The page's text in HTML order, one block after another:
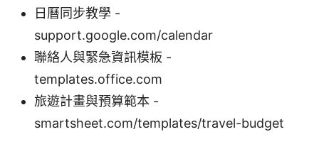
日曆同步教學 -
support.google.com/calendar
聯絡人與緊急資訊模板 -
templates.office.com
旅遊計畫與預算範本 -
smartsheet.com/templates/travel-budget